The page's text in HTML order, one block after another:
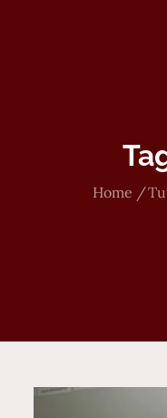
Home